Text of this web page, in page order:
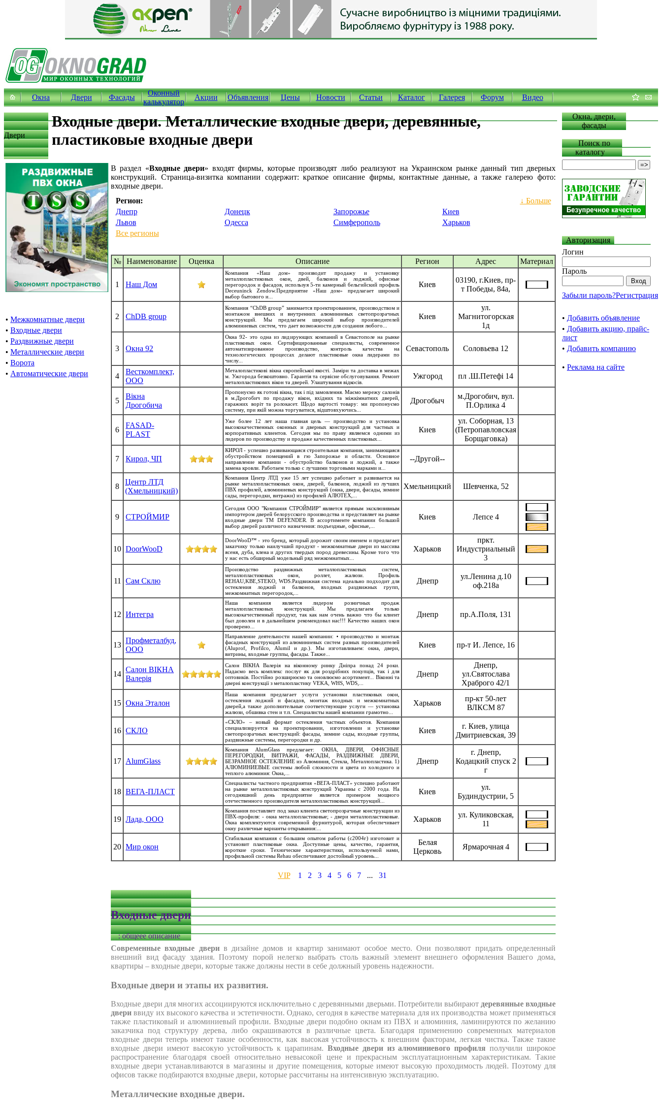
Окна Двери Фасады
Оконный
калькулятор
Акции Объявления Цены Новости Статьи Каталог Галерея Форум Видео
Двери
Входные двери. Металлические входные двери, деревянные,
пластиковые входные двери
• Межкомнатные двери
• Входные двери
• Раздвижные двери
• Металлические двери
• Ворота
• Автоматические двери
В раздел «Входные двери» входят фирмы, которые производят либо реализуют на Украинском рынке данный тип дверных
конструкций. Страница-визитка компании содержит: краткое описание фирмы, контактные данные, а также галерею фото:
входные двери.
Регион:
↓ Больше
Днепр
Донецк Запорожье
Киев
Львов
Одесса Симферополь
Харьков
Все регионы
№ Наименование Oценка Описание Регион Адрес Материал
1 Наш Дом
Компания «Наш дом» производит продажу и установку
металлопластиковых окон, двей, балконов и лоджий, офисные
перегородок и фасадов, используя 5-ти камерный бельгийский профиль
Deceuninck Zendow.Предприятие «Наш дом» предлагает широкий
выбор бытового и...
Киев
03190, г.Киев, пр-
т Победы, 84а,
2 ChDB group
Компания “ChDB group” занимается проектированием, производством и
монтажом внешних и внутренних алюминиевых светопрозрачных
конструкций. Мы предлагаем широкий выбор производителей
алюминиевых систем, что дает возможности для создания любого...
Киев
ул.
Магнитогорская
1д
3 Окна 92
Окна 92- это одна из лидирующих компаний в Севастополе на рынке
пластиковых окон. Сертифицированные специалисты, современное
автоматизированное производство, контроль качества на
технологических процессах делают пластиковые окна лидерами по
числу...
Севастополь Соловьева 12
4
Весткомплект,
ООО
Металопластикові вікна європейської якості. Заміри та доставка в межах
м. Ужгорода безкоштовно. Гарантія та сервісне обслуговування. Ремонт
металопластикових вікон та дверей. Улаштування відкосів.
Ужгород пл .Ш.Петефі 14
5
Вікна
Дрогобича
Пропонуємо як готові вікна, так і під замовлення. Маємо мережу салонів
в м.Дрогобич по продажу вікон, вхідних та міжкімнатних дверей,
гаражних воріт та ролокасет. Щодо вартості товару: ми пропонуємо
систему, при якій можна торгуватися, відштовхуючись...
Дрогобыч
м.Дрогобич, вул.
П.Орлика 4
6
FASAD-
PLAST
Уже более 12 лет наша главная цель — производство и установка
высококачественных оконных и дверных конструкций для частных и
корпоративных клиентов. Сегодня мы по праву являемся одними из
лидеров по производству и продаже качественных пластиковых...
Киев
ул. Соборная, 13
(Петропавловская
Борщаговка)
7 Кирол, ЧП
КИРОЛ - успешно развивающаяся строительная компания, занимающаяся
обустройством помещений в гю Запорожье и области. Основное
направление компании - обустройство балконов и лоджий, а также
замена кровли. Работаем только с лучшими торговыми марками и...
--Другой--
8
Центр ЛТД
(Хмельницкий)
Компания Центр ЛТД уже 15 лет успешно работает и развивается на
рынке металлопластиковых окон, дверей, балконов, лоджий из лучших
ПВХ профилей, алюминиевых конструкций (окна, двери, фасады, зимние
сады, перегородки, витражи) из профилей АЛЮТЕХ,...
Хмельницкий Шевченка, 52
9 СТРОЙМИР
Сегодня ООО "Компания СТРОЙМИР" является прямым эксклюзивным
импортером дверей белорусского производства и представляет на рынке
входные двери ТМ DEFENDER. В ассортименте компании большой
выбор дверей различного назначения: подъездные, офисные,...
Киев Лепсе 4
10 DoorWooD
DoorWooD™ - это бренд, который дорожит своим именем и предлагает
заказчику только наилучший продукт - межкомнатные двери из массива
ясеня, дуба, клена и других твердых пород древесины. Кроме того что
у нас есть обширный модельный ряд межкомнатных...
Харьков
пркт.
Индустриальный
3
11 Сам Склю
Производство раздвижных металлопластиковых систем,
металлопластиковых окон, роллет, жалюзи. Профиль
REHAU,KBE,STEKO, WDS.Раздвижная система идеально подходит для
остекления лоджий и балконов, входных раздвижных групп,
межкомнатных перегородок,...
Днепр
ул.Ленина д.10
оф.218а
12 Интегра
Наша компания является лидером розничных продаж
металлопластиковых конструкций. Мы предлагаем только
высококачественный продукт, так как нам очень важно что бы клиент
был доволен и в дальнейшем рекомендовал нас!!! Качество наших окон
проверено...
Днепр пр.А.Поля, 131
13
Профметалбуд,
ООО
Направление деятельности нашей компании: • производство и монтаж
фасадных конструкций из алюминиевых систем разных производителей
(Aluprof, Profilco, Alumil и др.). Мы изготавливаем: окна, двери,
витрины, входные группы, фасады. Также...
Киев пр-т И. Лепсе, 16
14
Салон ВIКНА
Валерiя
Салон ВIКНА Валерія на віконному ринку Дніпра понад 24 роки.
Надаємо весь комплекс послуг як для роздрібних покупців, так і для
оптовиків. Постійно розширюємо та оновлюємо асортимент... Віконні та
дверні конструкції з металопластику VEKA, WHS, WDS,...
Днепр
Днепр,
ул.Святослава
Храброго 42/1
15 Окна Эталон
Наша компания предлагает услуги установки пластиковых окон,
остекления лоджий и фасадов, монтаж входных и межкомнатных
дверей,а также дополнительные соответствующие услуги — установка
жалюзи, обшивка стен и т.п. Специалисты нашей компании грамотно...
Харьков
пр-кт 50-лет
ВЛКСМ 87
16 СКЛО
«СКЛО» – новый формат остекления частных объектов. Компания
специализируется на проектировании, изготовлении и установке
светопрозрачных конструкций: фасады, зимние сады, входные группы,
раздвижные системы, перегородки и др.
Киев
г. Киев, улица
Дмитриевская, 39
17 AlumGlass
Компания AlumGlass предлагает: ОКНА, ДВЕРИ, ОФИСНЫЕ
ПЕРЕГОРОДКИ, ВИТРАЖИ, ФАСАДЫ, РАЗДВИЖНЫЕ ДВЕРИ,
БЕЗРАМНОЕ ОСТЕКЛЕНИЕ из Алюминия, Стекла, Металлопластика. 1)
АЛЮМИНИЕВЫЕ системы любой сложности и цвета из холодного и
теплого алюминия: Окна,...
Днепр
г. Днепр,
Кодацкий спуск 2
г
18 ВЕГА-ПЛАСТ
Специалисты частного предприятия «ВЕГА-ПЛАСТ» успешно работают
на рынке металлопластиковых конструкций Украины с 2000 года. На
сегодняшний день предприятие является примером мощного
отечественного производителя металлопластиковых конструкций...
Киев
ул.
Будиндустрии, 5
19 Лада, ООО
Компания поставляет под заказ клиента светопрозрачные конструкции из
ПВХ-профиля: - окна металлопластиковые; - двери металлопластиковые.
Окна комплектуются современной фурнитурой, которая обеспечивает
окну различные варианты открывания:...
Харьков
ул. Куликовская,
11
20 Мир окон
Стабильная компания с большим опытом работы (с2004г) изготовит и
установит пластиковые окна. Доступные цены, качество, гарантия,
короткие сроки. Технические характеристики, используемой нами,
профильной системы Rehau обеспечивают достойный уровень...
Белая
Церковь
Ярмарочная 4
VIP 1 2 3 4 5 6 7 ... 31
Входные двери
: общеее описание
Современные входные дверив дизайне домов и квартир занимают особое место. Они позволяют придать определенный
внешний вид фасаду здания. Поэтому порой нелегко выбрать столь важный элемент внешнего оформления Вашего дома,
квартиры – входные двери, которые также должны нести в себе должный уровень надежности.
Входные двери и этапы их развития.
Входные двери для многих ассоциируются исключительно с деревянными дверьми. Потребители выбирают деревянные входные
двери ввиду их высокого качества и эстетичности. Однако, сегодня в качестве материала для их производства может применяться
также пластиковый и алюминиевый профили. Входные двери подобно окнам из ПВХ и алюминия, ламинируются по желанию
заказчика под структуру дерева, либо окрашиваются в различные цвета. Благодаря применению современных материалов
входные двери теперь имеют такие особенности, как высокая устойчивость к внешним факторам, легкая чистка. Также такие
входные двери имеют высокую устойчивость к царапинам. Входные двери из алюминиевого профиля получили широкое
распространение благодаря своей относительно невысокой цене и прекрасным эксплуатационным характеристикам. Такие
входные двери устанавливаются в магазины и другие помещения, которые имеют высокую проходимость людей. Поэтому для
офисов также подбираются входные двери, которые рассчитаны на интенсивную эксплуатацию.
Металлические входные двери.
Окна, двери,
фасады
Поиск по
каталогу
Авторизация
Логин
Пароль
Забыли пароль?Регистрация
• Добавить объявление
• Добавить акцию, прайс-
лист
• Добавить компанию
• Реклама на сайте